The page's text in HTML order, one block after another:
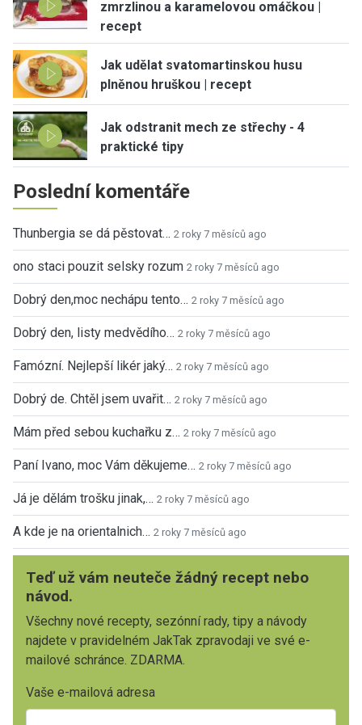
zmrzlinou a karamelovou omáčkou |
recept
Jak udělat svatomartinskou husu
plněnou hruškou | recept
Jak odstranit mech ze střechy - 4
praktické tipy
Poslední komentáře
Thunbergia se dá pěstovat… 2 roky 7 měsíců ago
ono staci pouzit selsky rozum 2 roky 7 měsíců ago
Dobrý den,moc nechápu tento… 2 roky 7 měsíců ago
Dobrý den, listy medvědího… 2 roky 7 měsíců ago
Famózní. Nejlepší likér jaký… 2 roky 7 měsíců ago
Dobrý de. Chtěl jsem uvařit… 2 roky 7 měsíců ago
Mám před sebou kuchařku z… 2 roky 7 měsíců ago
Paní Ivano, moc Vám děkujeme… 2 roky 7 měsíců ago
Já je dělám trošku jinak,… 2 roky 7 měsíců ago
A kde je na orientalnich… 2 roky 7 měsíců ago
Teď už vám neuteče žádný recept nebo
návod.
Všechny nové recepty, sezónní rady, tipy a návody
najdete v pravidelném JakTak zpravodaji ve své e-
mailové schránce. ZDARMA.
Vaše e-mailová adresa